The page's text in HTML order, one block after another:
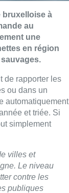
bruxelloise à
au
une
en région
de rapporter les
ou dans un
automatiquement
et triée. Si
simplement
villes et
Le niveau
contre les
publiques